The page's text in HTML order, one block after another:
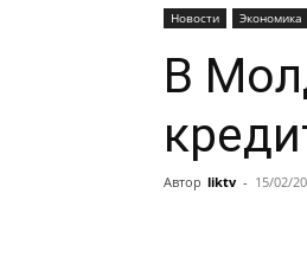
Новости Экономика
В
Автор liktv - 15/02/